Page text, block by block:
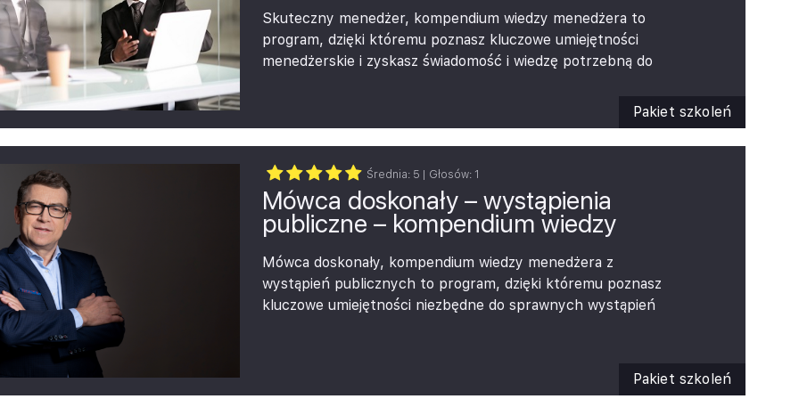
Aktualizacja wiedzy z zakresu prawa podatkowego 2026 –
przegląd kluczowych zmian podatkowych istotnych z
perspektywy audytora i klienta
Skuteczny menedżer, kompendium wiedzy menedżera to
program, dzięki któremu poznasz kluczowe umiejętności
menedżerskie i zyskasz świadomość i wiedzę potrzebną do
monitorowania,
oceny,
motywowania,
budowania zespołu,
Pakiet szkoleń
Średnia: 5 | Głosów: 1
Mówca doskonały – wystąpienia
publiczne – kompendium wiedzy
Mówca doskonały, kompendium wiedzy menedżera z
wystąpień publicznych to program, dzięki któremu poznasz
kluczowe umiejętności niezbędne do sprawnych wystąpień
Pakiet szkoleń